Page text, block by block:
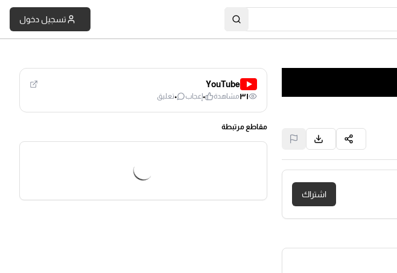
تسجيل دخول
اشتراك
YouTube
٣١مشاهدة ٠إعجاب ٠تعليق
مقاطع مرتبطة